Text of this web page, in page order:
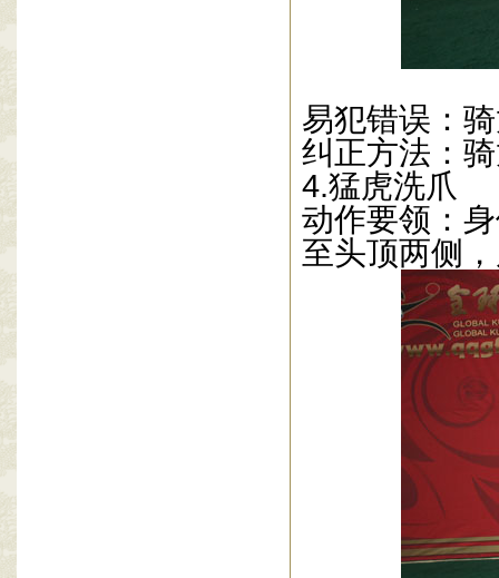
易犯错误：
纠正方法：
4.猛虎洗爪
动作要领：
至头顶两侧